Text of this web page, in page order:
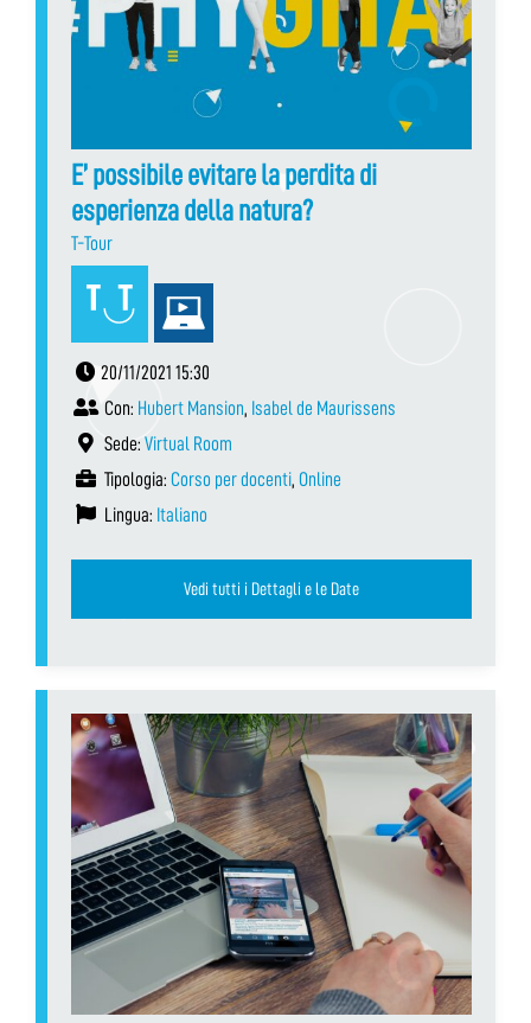
E’ possibile evitare la perdita di
esperienza della natura?
T-Tour
20/11/2021 15:30
Con: Hubert Mansion, Isabel de Maurissens
Sede: Virtual Room
Tipologia: Corso per docenti, Online
Lingua: Italiano
Vedi tutti i Dettagli e le Date